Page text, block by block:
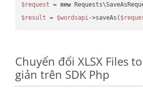
$request = new
$result = $wordsapi->saveAs(
Chuyển đổi XLSX Files
giản trên SDK Php